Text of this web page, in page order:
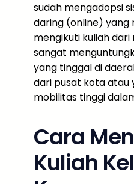
sudah mengadopsi
daring (online) yang
mengikuti kuliah dari
sangat
yang tinggal di
dari pusat kota atau
mobilitas tinggi
Cara
Kuliah